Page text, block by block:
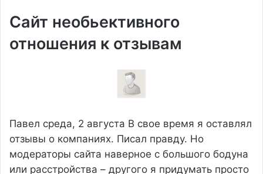
Сайт необьективного
отношения к отзывам
Павел среда, 2 августа В свое время я оставлял
отзывы о компаниях. Писал правду. Но
модераторы сайта наверное с большого бодуна
или расстройства – другого я придумать просто